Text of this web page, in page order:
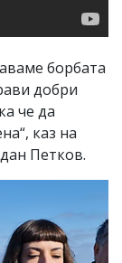
борбата
добри
че да
каз на
Петков.